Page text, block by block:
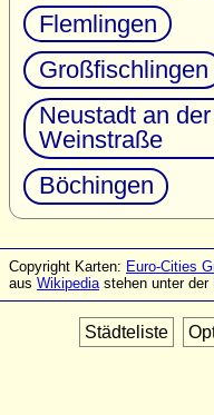
Flemlingen
Großfischlingen
Neustadt an der
Weinstraße
Böchingen
Copyright Karten: Euro-Cities
aus Wikipediastehen unter der
Städteliste